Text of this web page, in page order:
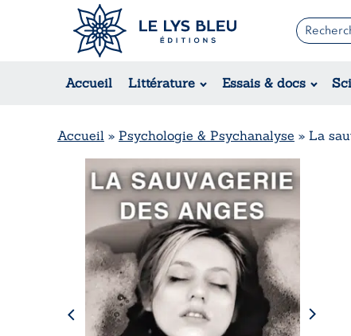
Accueil Littérature Essais & docs
Romans
Suspense / Thriller / Policier
Accueil » Psychologie & Psychanalyse » La